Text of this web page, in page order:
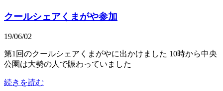
クールシェアくまがや参加
19/06/02
第1回のクールシェアくまがやに出かけました 10時から中央
公園は大勢の人で賑わっていました
続きを読む